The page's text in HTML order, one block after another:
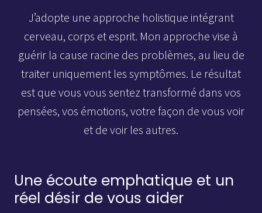
J’adopte une approche holistique intégrant
cerveau, corps et esprit. Mon approche vise à
guérir la cause racine des problèmes, au lieu de
traiter uniquement les symptômes. Le résultat
est que vous vous sentez transformé dans vos
pensées, vos émotions, votre façon de vous voir
et de voir les autres.
Une écoute emphatique et un
réel désir de vous aider